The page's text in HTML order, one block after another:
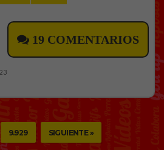
19 COMENTARIOS
9.929 SIGUIENTE »